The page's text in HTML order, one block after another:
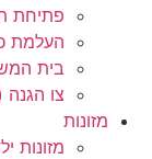
פתיחת
העלמת
בית
צו
מזונות
מזונות